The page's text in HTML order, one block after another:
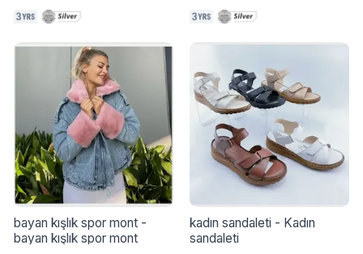
bayan kışlık spor mont
bayan kışlık spor mont
kadın sandaleti - Kadın
sandaleti